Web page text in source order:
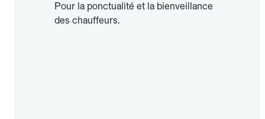
Pour la ponctualité et la bienveillance
des chauffeurs.